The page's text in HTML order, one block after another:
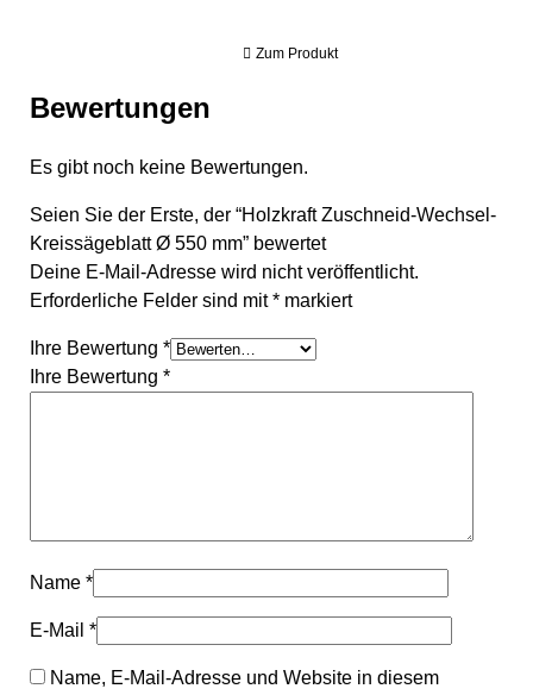
Zum Produkt
Bewertungen
Es gibt noch keine Bewertungen.
Seien Sie der Erste, der “Holzkraft Zuschneid-Wechsel-
Kreissägeblatt Ø 550 mm” bewertet
Deine E-Mail-Adresse wird nicht veröffentlicht.
Erforderliche Felder sind mit* markiert
Ihre Bewertung *
Ihre Bewertung *
Name *
E-Mail *
Name, E-Mail-Adresse und Website in diesem